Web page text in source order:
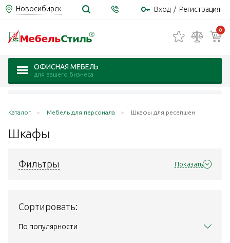
Новосибирск Вход / Регистрация
0
ОФИСНАЯ МЕБЕЛЬ
для вашего бизнеса
Каталог Мебель для персонала Шкафы для ресепшен
Шкафы
Фильтры Показать
Сортировать:
По популярности